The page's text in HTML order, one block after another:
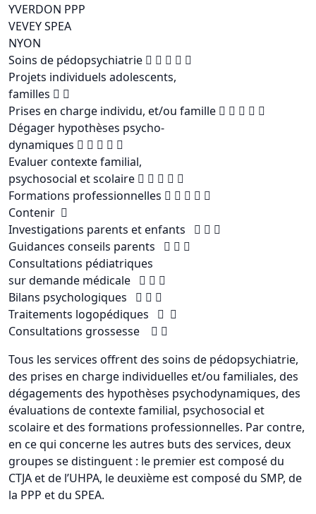
YVERDON PPP
VEVEY SPEA
NYON
Soins de pédopsychiatrie     
Projets individuels adolescents,
familles  
Prises en charge individu, et/ou famille     
Dégager hypothèses psycho-
dynamiques     
Evaluer contexte familial,
psychosocial et scolaire     
Formations professionnelles     
Contenir 
Investigations parents et enfants   
Guidances conseils parents   
Consultations pédiatriques
sur demande médicale   
Bilans psychologiques   
Traitements logopédiques  
Consultations grossesse  
Tous les services offrent des soins de pédopsychiatrie,
des prises en charge individuelles et/ou familiales, des
dégagements des hypothèses psychodynamiques, des
évaluations de contexte familial, psychosocial et
scolaire et des formations professionnelles. Par contre,
en ce qui concerne les autres buts des services, deux
groupes se distinguent : le premier est composé du
CTJA et de l’UHPA, le deuxième est composé du SMP, de
la PPP et du SPEA.